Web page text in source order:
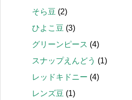
そら豆 (2)
ひよこ豆 (3)
グリーンピース (4)
スナップえんどう (1)
レッドキドニー (4)
レンズ豆 (1)